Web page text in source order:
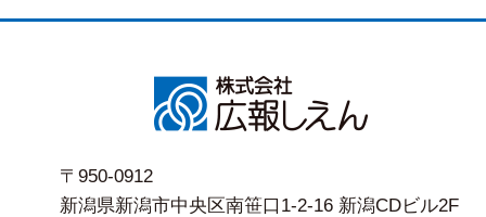
〒950-0912
新潟県新潟市中央区南笹口1-2-16 新潟CDビル2F